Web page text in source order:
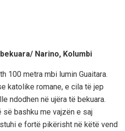
Narino, Kolumbi
100 metra mbi lumin Guaitara.
katolike romane, e cila të jep
ndodhen në ujëra të bekuara.
së bashku me vajzën e saj
e fortë pikërisht në këtë vend